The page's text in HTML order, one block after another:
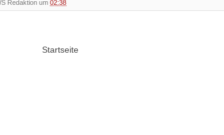
Redaktion um 02:38
Startseite